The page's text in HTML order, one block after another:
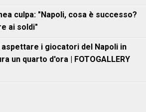
culpa: "Napoli, cosa è successo?
ai soldi"
aspettare i giocatori del Napoli in
un quarto d'ora | FOTOGALLERY